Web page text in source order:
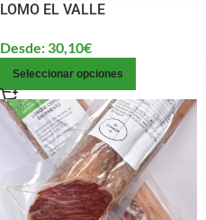
LOMO EL VALLE
Desde: 30,10€
Seleccionar opciones